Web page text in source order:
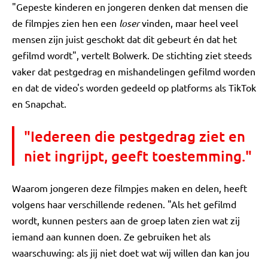
"Gepeste kinderen en jongeren denken dat mensen die
de filmpjes zien hen een loservinden, maar heel veel
mensen zijn juist geschokt dat dit gebeurt én dat het
gefilmd wordt", vertelt Bolwerk. De stichting ziet steeds
vaker dat pestgedrag en mishandelingen gefilmd worden
en dat de video's worden gedeeld op platforms als TikTok
en Snapchat.
"Iedereen die pestgedrag ziet en
niet ingrijpt, geeft toestemming."
Waarom jongeren deze filmpjes maken en delen, heeft
volgens haar verschillende redenen. "Als het gefilmd
wordt, kunnen pesters aan de groep laten zien wat zij
iemand aan kunnen doen. Ze gebruiken het als
waarschuwing: als jij niet doet wat wij willen dan kan jou